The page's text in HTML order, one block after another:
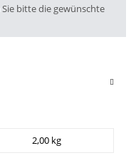
bitte die gewünschte
2,00 kg